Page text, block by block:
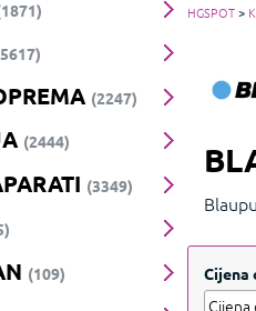
(2247)
(2444)
(3349)
(109)
HGSPOT>
Cijena